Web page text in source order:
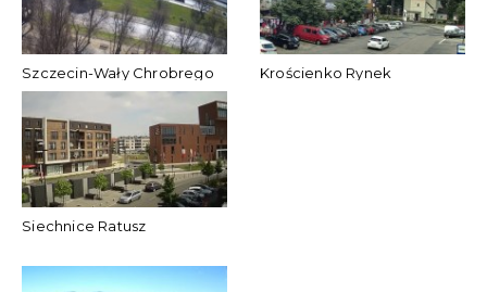
Szczecin-Wały Chrobrego Krościenko Rynek
Siechnice Ratusz